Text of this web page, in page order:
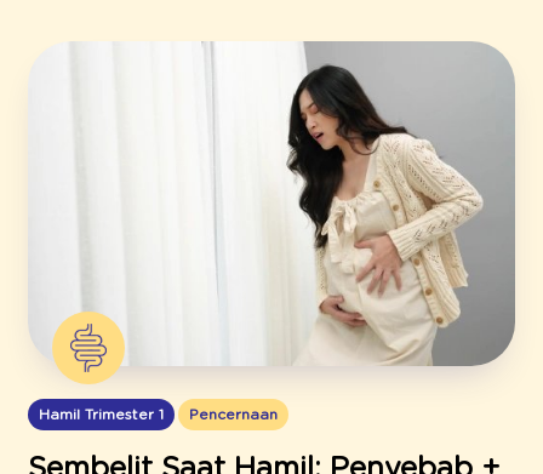
Hamil Trimester 1 Pencernaan